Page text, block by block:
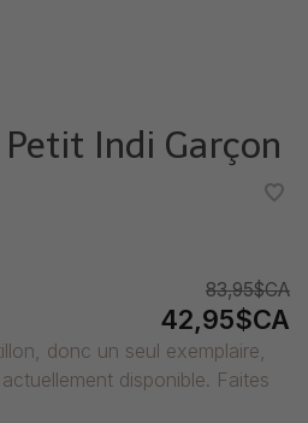
Indi Garçon
83,95$CA
42,95$CA
donc un seul exemplaire,
disponible. Faites